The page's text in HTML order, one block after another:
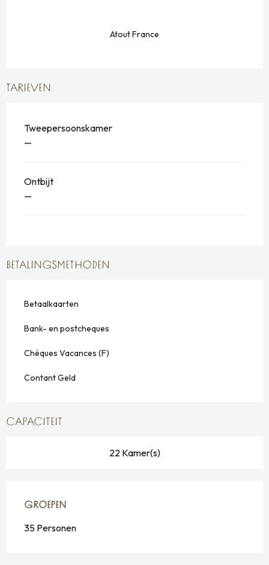
Atout France
TARIEVEN
Tweepersoonskamer
—
Ontbijt
—
BETALINGSMETHODEN
Betaalkaarten
Bank- en postcheques
Chéques Vacances (F)
Contant Geld
CAPACITEIT
22 Kamer(s)
GROEPEN
GROEPEN
35 Personen